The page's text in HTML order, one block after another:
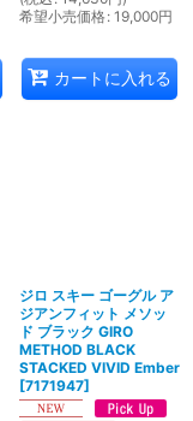
希望小売価格: 19,000円
カートに入れる
ジロ スキー ゴーグル ア
ジアンフィット メソッ
ド ブラック GIRO
METHOD BLACK
STACKED VIVID Ember
[7171947]